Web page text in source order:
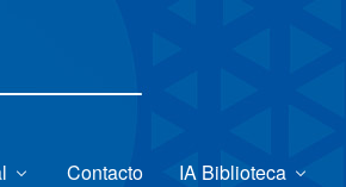
Contacto IA Biblioteca